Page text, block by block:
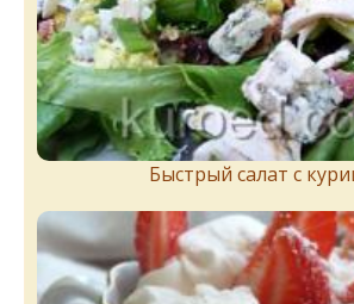
Быстрый салат с